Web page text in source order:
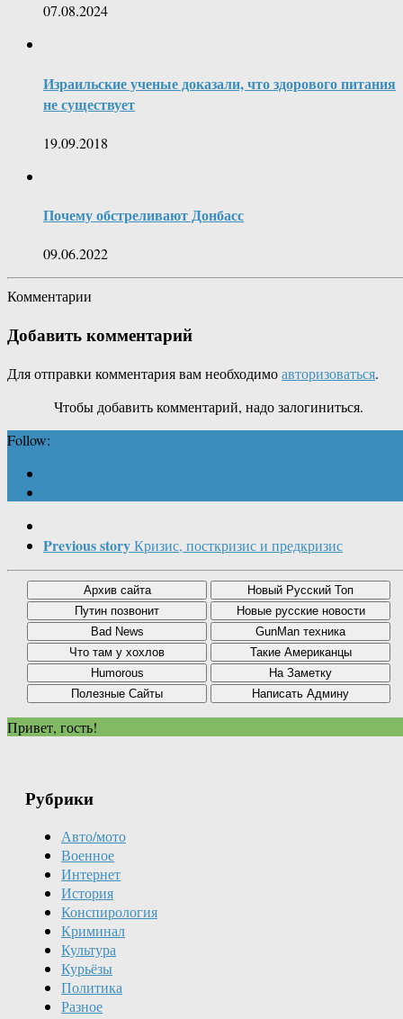
07.08.2024
Израильские ученые доказали, что здорового питания
не существует
19.09.2018
Почему обстреливают Донбасс
09.06.2022
Комментарии
Добавить комментарий
Для отправки комментария вам необходимоавторизоваться.
Чтобы добавить комментарий, надо залогиниться.
Follow:
Previous storyКризис, посткризис и предкризис
Привет, гость!
Рубрики
Авто/мото
Военное
Интернет
История
Конспирология
Криминал
Культура
Курьёзы
Политика
Разное